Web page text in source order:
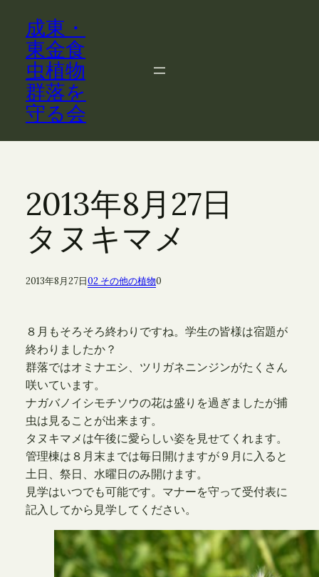
成東・
東金食
虫植物
群落を
守る会
2013年8月27日
タヌキマメ
2013年8月27日02 その他の植物0
８月もそろそろ終わりですね。学生の皆様は宿題が
終わりましたか？
群落ではオミナエシ、ツリガネニンジンがたくさん
咲いています。
ナガバノイシモチソウの花は盛りを過ぎましたが捕
虫は見ることが出来ます。
タヌキマメは午後に愛らしい姿を見せてくれます。
管理棟は８月末までは毎日開けますが９月に入ると
土日、祭日、水曜日のみ開けます。
見学はいつでも可能です。マナーを守って受付表に
記入してから見学してください。